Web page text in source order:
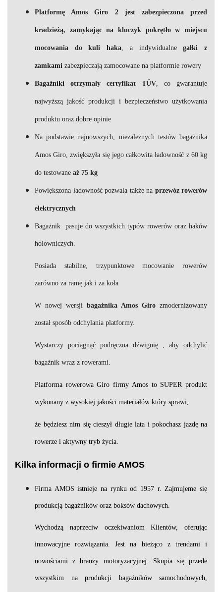
Platformę Amos Giro 2 jest zabezpieczona przed
kradzieżą, zamykając na kluczyk pokrętło w miejscu
mocowania do kuli haka , a indywidualne gałki z
zamkami zabezpieczają zamocowane na platformie rowery
Bagażniki otrzymały certyfikat TÜV , co gwarantuje
najwyższą jakość produkcji i bezpieczeństwo użytkowania
produktu oraz dobre opinie
Na podstawie najnowszych, niezależnych testów bagażnika
Amos Giro, zwiększyła się jego całkowita ładowność z 60 kg
do testowane aż 75 kg
Powiększona ładowność pozwala także na przewóz rowerów
elektrycznych
Bagażnik pasuje do wszystkich typów rowerów oraz haków
holowniczych.
Posiada stabilne, trzypunktowe mocowanie rowerów
zarówno za ramę jak i za koła
W nowej wersji bagażnika Amos Giro zmodernizowany
został sposób odchylania platformy.
Wystarczy pociągnąć podręczna dźwignię , aby odchylić
bagażnik wraz z rowerami.
Platforma rowerowa Giro firmy Amos to SUPER produkt
wykonany z wysokiej jakości materiałów który sprawi,
że będziesz nim się cieszył długie lata i pokochasz jazdę na
rowerze i aktywny tryb życia.
Kilka informacji o firmie AMOS
Firma AMOS istnieje na rynku od 1957 r. Zajmujeme się
produkcją bagażników oraz boksów dachowych.
Wychodzą naprzeciw oczekiwaniom Klientów, oferując
innowacyjne rozwiązania. Jest na bieżąco z trendami i
nowościami z branży motoryzacyjnej. Skupia się przede
wszystkim na produkcji bagażników samochodowych,